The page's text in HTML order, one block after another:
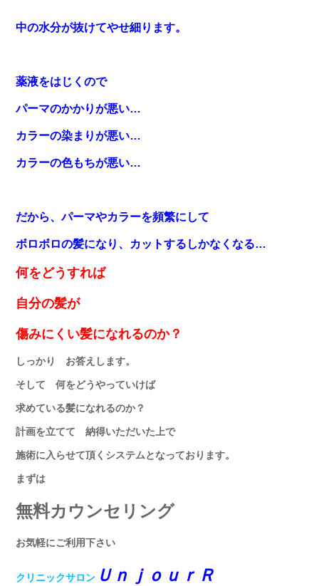
中の水分が抜けてやせ細ります。
薬液をはじくので
パーマのかかりが悪い…
カラーの染まりが悪い…
カラーの色もちが悪い…
だから、パーマやカラーを頻繁にして
ボロボロの髪になり 、カットするしかなくなる…
何をどうすれば
自分の髪が
傷みにくい髪になれるのか？
しっかり お答えします。
そして 何をどうやっていけば
求めている髪になれるのか？
計画を立てて 納得いただいた上で
施術に入らせて頂くシステムとなっております。
まずは
無料カウンセリング
お気軽にご利用下さい
クリニックサロン ＵｎｊｏｕｒＲ